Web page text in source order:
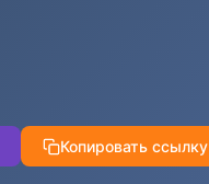
Копировать ссылку